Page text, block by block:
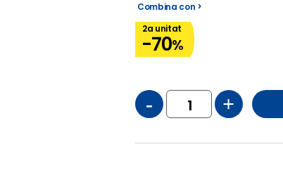
Combina con >
2a unitat
-70%
- +